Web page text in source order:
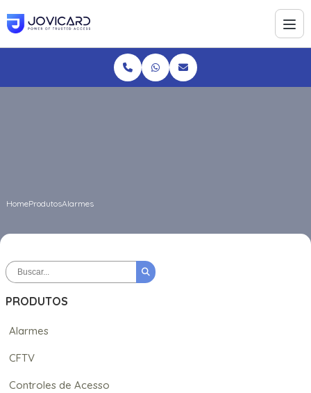
HomeProdutosAlarmes
PRODUTOS
Alarmes
CFTV
Controles de Acesso